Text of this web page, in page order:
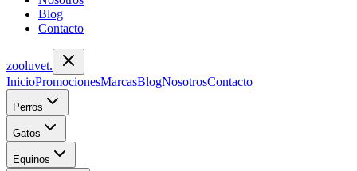
Blog
Contacto
zooluvet.
InicioPromocionesMarcasBlogNosotrosContacto
Perros
Gatos
Equinos